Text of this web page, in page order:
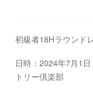
初級者18Hラウンド
日時：2024年7月1日
トリー倶楽部